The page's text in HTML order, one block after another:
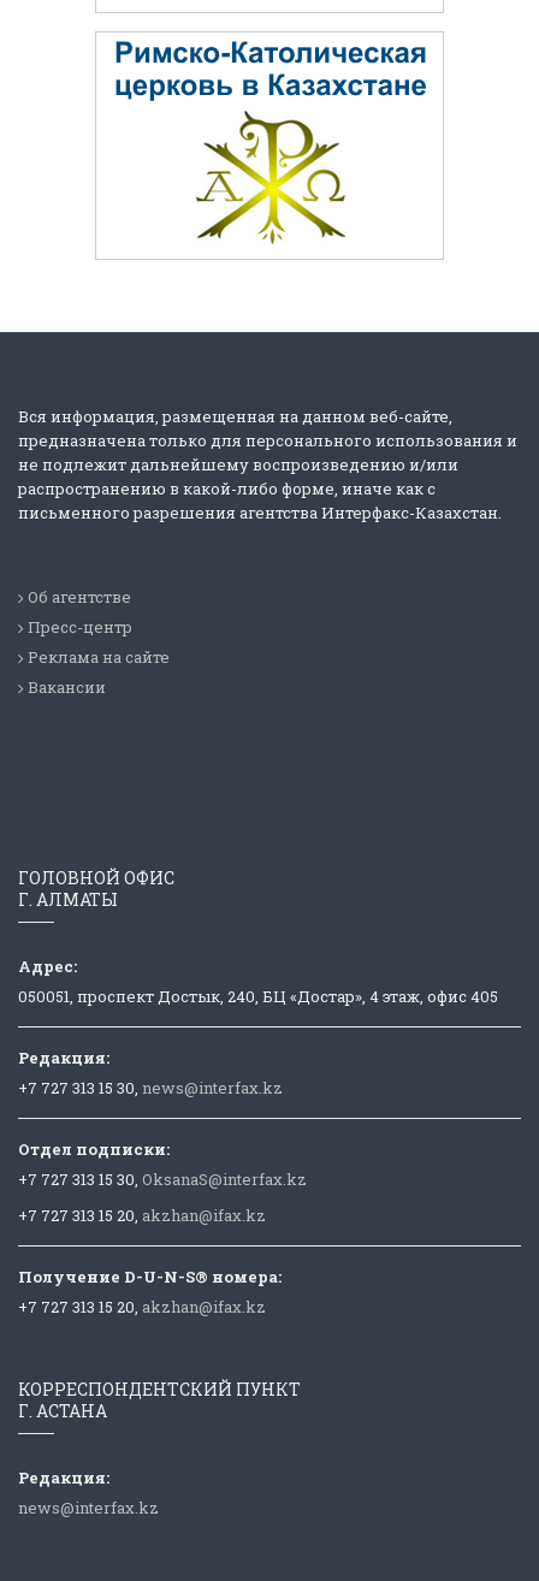
Вся информация, размещенная на данном веб-сайте,
предназначена только для персонального использования и
не подлежит дальнейшему воспроизведению и/или
распространению в какой-либо форме, иначе как с
письменного разрешения агентства Интерфакс-Казахстан.
Об агентстве
Пресс-центр
Реклама на сайте
Вакансии
ГОЛОВНОЙ ОФИС
Г. АЛМАТЫ
Адрес:
050051, проспект Достык, 240, БЦ «Достар», 4 этаж, офис 405
Редакция:
+7 727 313 15 30, news@interfax.kz
Отдел подписки:
+7 727 313 15 30, OksanaS@interfax.kz
+7 727 313 15 20, akzhan@ifax.kz
Получение D-U-N-S® номера:
+7 727 313 15 20, akzhan@ifax.kz
КОРРЕСПОНДЕНТСКИЙ ПУНКТ
Г. АСТАНА
Редакция:
news@interfax.kz